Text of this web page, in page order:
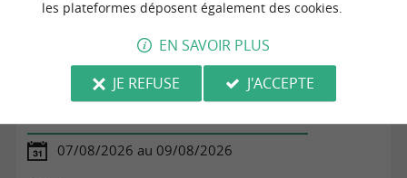
Fête du Pineau et des Terroirs
07/08/2026 au 09/08/2026
les plateformes déposent également des cookies.
EN SAVOIR PLUS
JE REFUSE
J'ACCEPTE